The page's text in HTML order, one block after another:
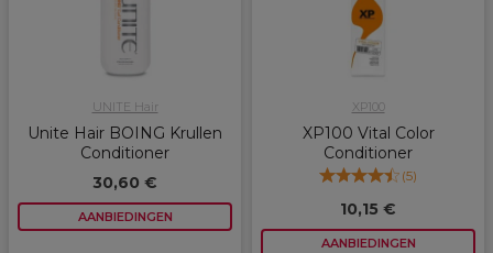
UNITE Hair
Unite Hair BOING Krullen
Conditioner
30,60 €
AANBIEDINGEN
XP100
XP100 Vital Color
Conditioner
(5)
10,15 €
AANBIEDINGEN